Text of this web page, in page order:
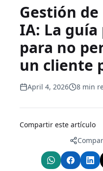
Gestión
IA: La guía
para no
un cliente
April 4, 2026 8 min
Compartir este artículo